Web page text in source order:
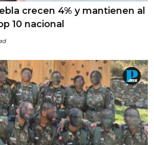
crecen 4% y mantienen al
10 nacional